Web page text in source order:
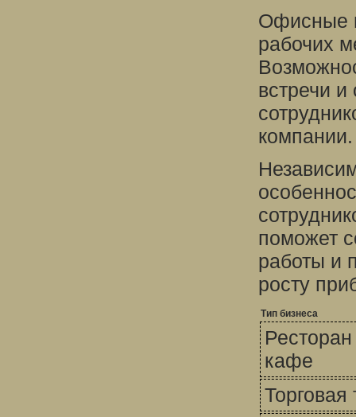
Офисные
рабочих
встречи
компании.
поможет
работы и
росту
Тип бизнеса
кафе
Торговая